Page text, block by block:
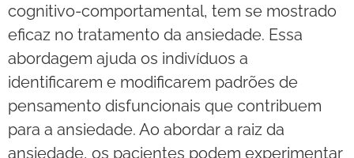
cognitivo-comportamental, tem se mostrado
eficaz no tratamento da ansiedade. Essa
abordagem ajuda os indivíduos a
identificarem e modificarem padrões de
pensamento disfuncionais que contribuem
para a ansiedade. Ao abordar a raiz da
ansiedade, os pacientes podem experimentar